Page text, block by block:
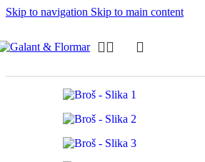
Skip to navigation Skip to main content